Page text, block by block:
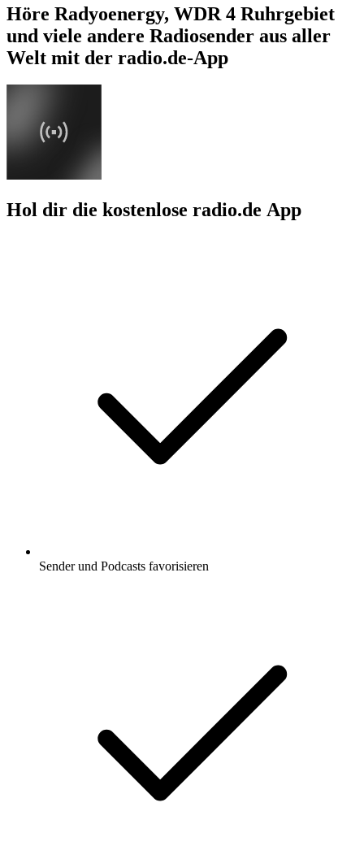
Höre Radyoenergy, WDR 4 Ruhrgebiet
und viele andere Radiosender aus aller
Welt mit der radio.de-App
Hol dir die kostenlose radio.de App
Sender und Podcasts favorisieren